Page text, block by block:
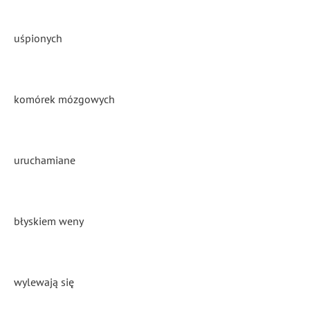
uśpionych
komórek mózgowych
uruchamiane
błyskiem weny
wylewają się